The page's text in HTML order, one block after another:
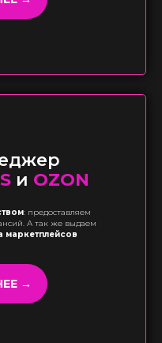
и OZON
: предоставляем
А так же выдаем
маркетплейсов
→